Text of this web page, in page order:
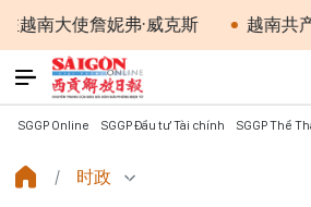
克斯 越南共产党中央总书记、国
SGGP Online SGGP Đầu tư Tài chính SGGP Thể
时政